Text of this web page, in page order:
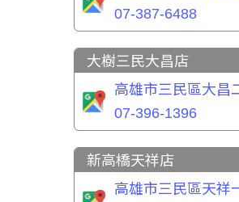
07-387-6488
大樹三民大昌店
高雄市三民區大昌
07-396-1396
新高橋天祥店
高雄市三民區天祥